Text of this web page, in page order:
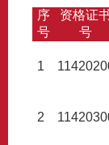
序
号
资格证
号
1
2